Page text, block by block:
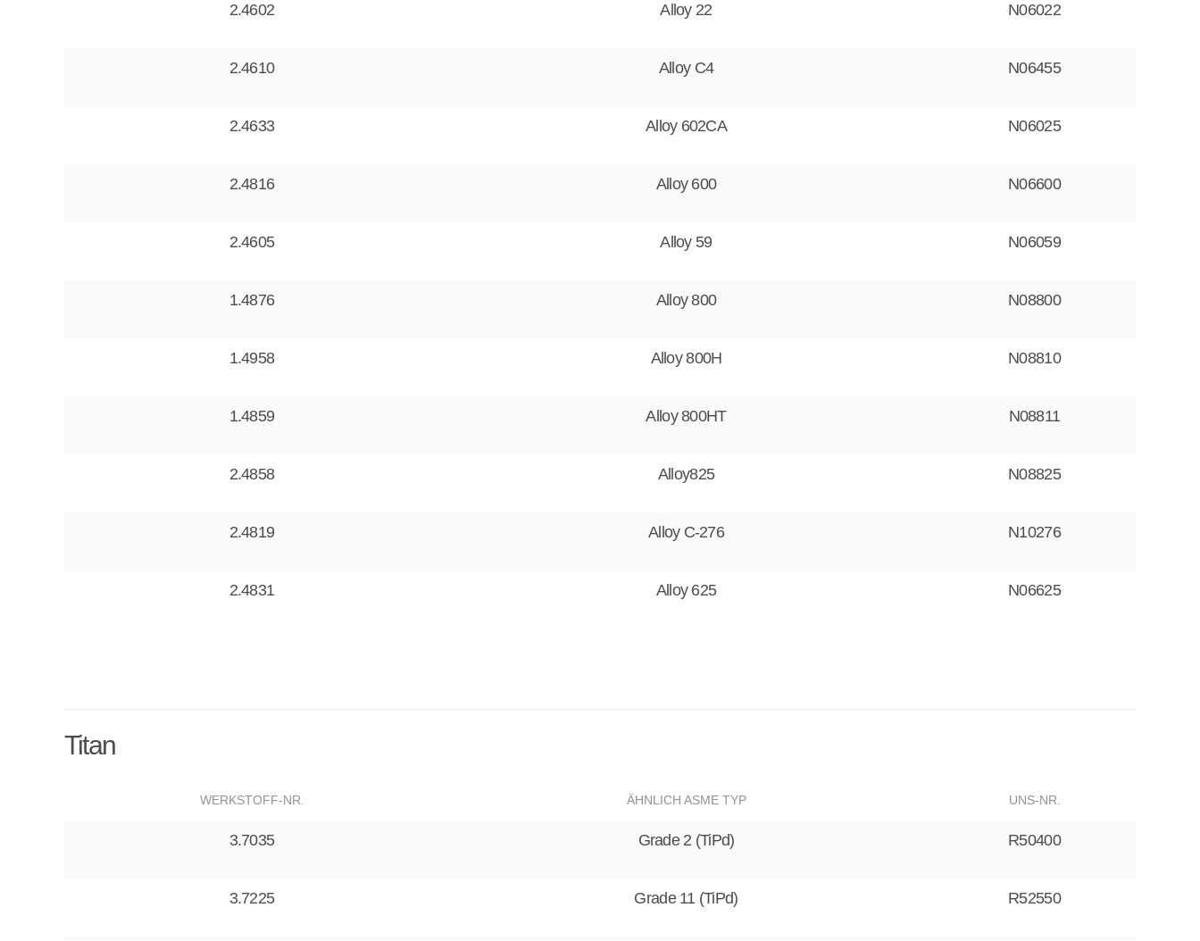
2.4602 Alloy 22 N06022
2.4610 Alloy C4 N06455
2.4633 Alloy 602CA N06025
2.4816 Alloy 600 N06600
2.4605 Alloy 59 N06059
1.4876 Alloy 800 N08800
1.4958 Alloy 800H N08810
1.4859 Alloy 800HT N08811
2.4858 Alloy825 N08825
2.4819 Alloy C-276 N10276
2.4831 Alloy 625 N06625
Titan
WERKSTOFF-NR. ÄHNLICH ASME TYP UNS-NR.
3.7035 Grade 2 (TiPd) R50400
3.7225 Grade 11 (TiPd) R52550